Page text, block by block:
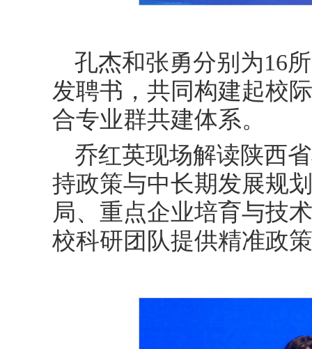
孔杰和张勇分别为16
发聘书，共同构建起校
合专业群共建体系。
乔红英现场解读陕西
持政策与中长期发展规
局、重点企业培育与技
校科研团队提供精准政